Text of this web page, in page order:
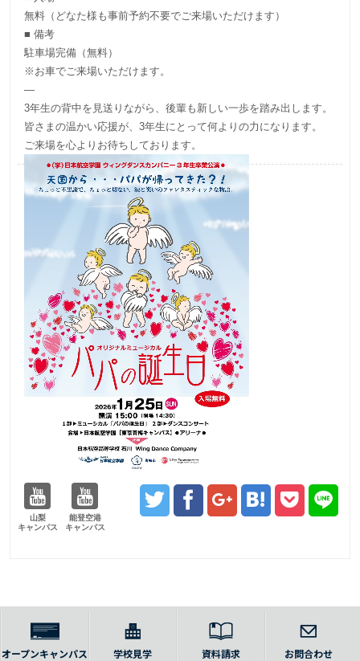
無料（どなた様も事前予約不要でご来場いただけます）
■ 備考
駐車場完備（無料）
※お車でご来場いただけます。
—
3年生の背中を見送りながら、後輩も新しい一歩を踏み出します。
皆さまの温かい応援が、3年生にとって何よりの力になります。
ご来場を心よりお待ちしております。
山梨
キャンパス
能登空港
キャンパス
オープンキャンパス 学校見学 資料請求 お問合わせ